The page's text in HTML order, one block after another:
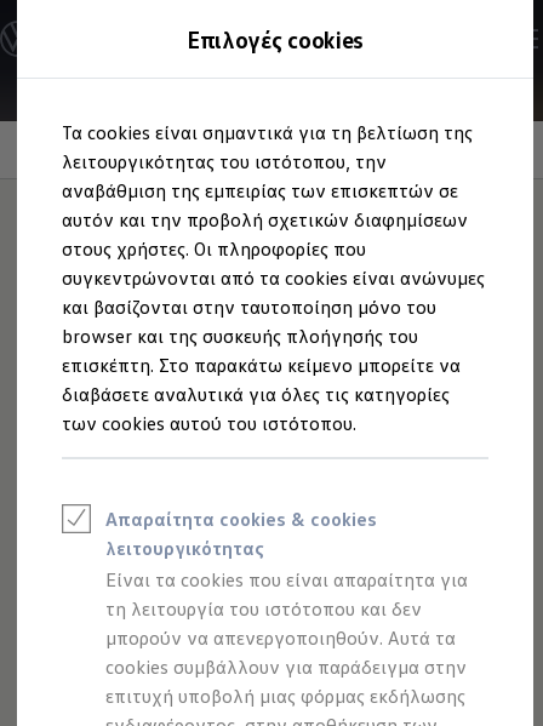
Επιλογές cookies
Τα cookies είναι σημαντικά για τη βελτίωση της
λειτουργικότητας του ιστότοπου, την
αναβάθμιση της εμπειρίας των επισκεπτών σε
αυτόν και την προβολή σχετικών διαφημίσεων
στους χρήστες. Οι πληροφορίες που
συγκεντρώνονται από τα cookies είναι ανώνυμες
και βασίζονται στην ταυτοποίηση μόνο του
browser και της συσκευής πλοήγησής του
επισκέπτη. Στο παρακάτω κείμενο μπορείτε να
διαβάσετε αναλυτικά για όλες τις κατηγορίες
των cookies αυτού του ιστότοπου.
Απαραίτητα cookies & cookies
λειτουργικότητας
Είναι τα cookies που είναι απαραίτητα για
τη λειτουργία του ιστότοπου και δεν
μπορούν να απενεργοποιηθούν. Αυτά τα
cookies συμβάλλουν για παράδειγμα στην
επιτυχή υποβολή μιας φόρμας εκδήλωσης
στο
περιεχόμενο
στο
footer
Ανακαλύψτε τα Μοντέλα
Διαμορφώστε το Volkswagen σας
Επαγγελματικά Οχήματα Volkswagen
Ηλεκτρικά & eHybrid μοντέλα
Ηλεκτρικά μοντέλα
ID.3 Neo
Νέο ID. Polo
ID.4
ID.4 GTX
ID.5
ID.5 GTX
ID.7
ID.7 GTX
ID. Buzz
ID. Buzz Cargo
ID. CROSS
eHybrid μοντέλα
Golf GTE
Νέο Tayron ehybrid
e-Tools για ηλεκτρικά αυτοκίνητα
Προσομοιωτής αυτονομίας
Προσομοιωτής χρόνου φόρτισης
Προσομοιωτής κόστους φόρτισης
ID. Ενημερώσεις λογισμικού
We Charge - Υπηρεσία Φόρτισης
Εύρεση δημόσιων σημείων φόρτισης
ID. Charger
Ενημέρωση ID.
Emergency Assist
Αναλαμβάνει δράση,
όταν εσείς δεν
αντιδράτε.